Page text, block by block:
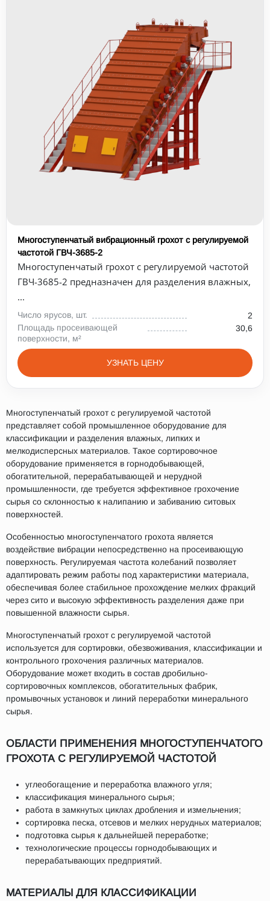
Многоступенчатый вибрационный грохот с регулируемой
частотой ГВЧ-3685-2
Многоступенчатый грохот с регулируемой частотой
ГВЧ-3685-2 предназначен для разделения влажных,
...
Число ярусов, шт.
2
Площадь просеивающей
поверхности, м²
30,6
УЗНАТЬ ЦЕНУ
Многоступенчатый грохот с регулируемой частотой
представляет собой промышленное оборудование для
классификации и разделения влажных, липких и
мелкодисперсных материалов. Такое сортировочное
оборудование применяется в горнодобывающей,
обогатительной, перерабатывающей и нерудной
промышленности, где требуется эффективное грохочение
сырья со склонностью к налипанию и забиванию ситовых
поверхностей.
Особенностью многоступенчатого грохота является
воздействие вибрации непосредственно на просеивающую
поверхность. Регулируемая частота колебаний позволяет
адаптировать режим работы под характеристики материала,
обеспечивая более стабильное прохождение мелких фракций
через сито и высокую эффективность разделения даже при
повышенной влажности сырья.
Многоступенчатый грохот с регулируемой частотой
используется для сортировки, обезвоживания, классификации и
контрольного грохочения различных материалов.
Оборудование может входить в состав дробильно-
сортировочных комплексов, обогатительных фабрик,
промывочных установок и линий переработки минерального
сырья.
ОБЛАСТИ ПРИМЕНЕНИЯ МНОГОСТУПЕНЧАТОГО
ГРОХОТА С РЕГУЛИРУЕМОЙ ЧАСТОТОЙ
углеобогащение и переработка влажного угля;
классификация минерального сырья;
работа в замкнутых циклах дробления и измельчения;
сортировка песка, отсевов и мелких нерудных материалов;
подготовка сырья к дальнейшей переработке;
технологические процессы горнодобывающих и
перерабатывающих предприятий.
МАТЕРИАЛЫ ДЛЯ КЛАССИФИКАЦИИ